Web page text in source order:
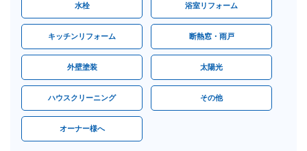
水栓 浴室リフォーム
キッチンリフォーム 断熱窓・雨戸
外壁塗装 太陽光
ハウスクリーニング その他
オーナー様へ